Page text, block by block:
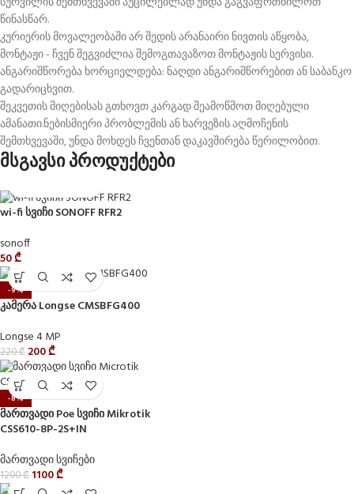
წინასწარ.
კურიერის მოვალეობაში არ შედის არანაირი ნივთის აწყობა,
მონტაჟი - ჩვენ შეგვიძლია შემოგთავაზოთ მონტაჟის სერვისი.
ანგარიშწორება ხორციელდება: ნაღდი ანგარიშწორებით ან საბანკო
გადარიცხვით.
შეკვეთის მიღებისას გთხოვთ კარგად შეამოწმოთ მიღებული
ამანათი.ნებისმიერი პრობლემის ან ხარვეზის აღმოჩენის
შემთხვევაში, უნდა მოხდეს ჩვენთან დაკავშირება წერილობით.
მსგავსი პროდუქტები
wi-fi სვიჩი SONOFF RFR2
sonoff
50₾
-9%
კამერა Longse CMSBFG400
Longse 4 MP
220₾ 200₾
-8%
მართვადი Poe სვიჩი Mikrotik
CSS610-8P-2S+IN
მართვადი სვიჩები
1200₾ 1100₾